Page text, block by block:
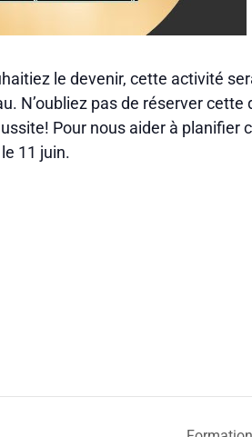
le devenir, cette activité
N’oubliez pas de réserver cette
Pour nous aider à planifier
11 juin.